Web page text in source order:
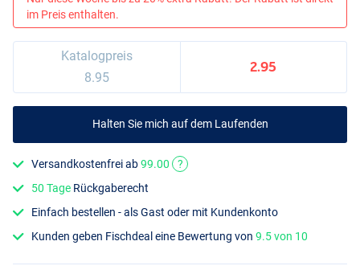
im Preis enthalten.
Katalogpreis
8.95
2.95
Halten Sie mich auf dem Laufenden
Versandkostenfrei ab99.00
?
50 Tage Rückgaberecht
Einfach bestellen - als Gast oder mit Kundenkonto
Kunden geben Fischdeal eine Bewertung von9.5 von 10